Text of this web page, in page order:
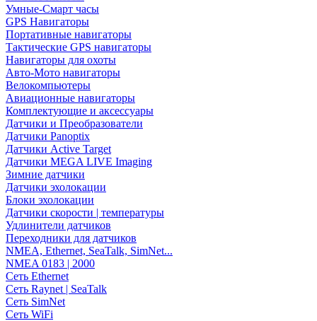
Умные-Смарт часы
GPS Навигаторы
Портативные навигаторы
Тактические GPS навигаторы
Навигаторы для охоты
Авто-Мото навигаторы
Велокомпьютеры
Авиационные навигаторы
Комплектующие и аксессуары
Датчики и Преобразователи
Датчики Panoptix
Датчики Active Target
Датчики MEGA LIVE Imaging
Зимние датчики
Датчики эхолокации
Блоки эхолокации
Датчики скорости | температуры
Удлинители датчиков
Переходники для датчиков
NMEA, Ethernet, SeaTalk, SimNet...
NMEA 0183 | 2000
Сеть Ethernet
Сеть Raynet | SeaTalk
Сеть SimNet
Сеть WiFi